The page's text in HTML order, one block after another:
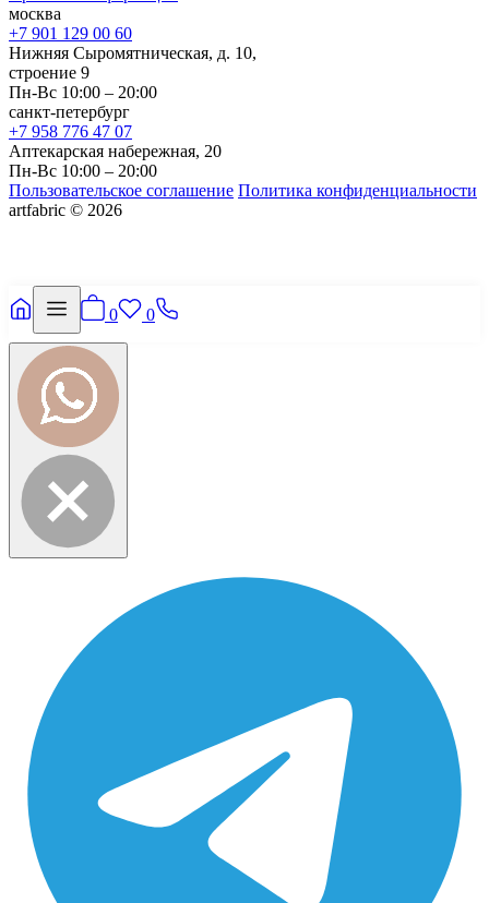
москва
+7 901 129 00 60
Нижняя Сыромятническая, д. 10,
строение 9
Пн-Вс 10:00 – 20:00
санкт-петербург
+7 958 776 47 07
Аптекарская набережная, 20
Пн-Вс 10:00 – 20:00
Пользовательское соглашение Политика конфиденциальности
artfabric © 2026
0 0